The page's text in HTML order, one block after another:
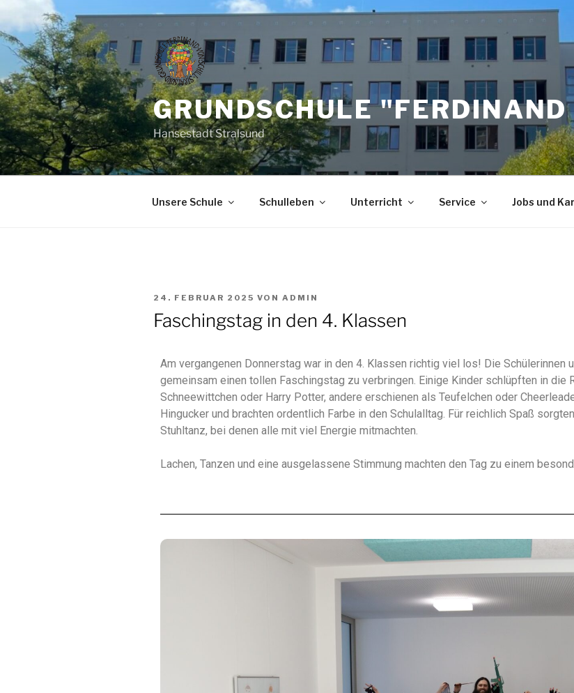
GRUNDSCHULE
Hansestadt Stralsund
Unsere Schule Schulleben Unterricht Service Jobs und
24. FEBRUAR 2025 VON ADMIN
Faschingstag in den 4. Klassen
Am vergangenen Donnerstag war in den 4. Klassen richtig viel los! Die Schülerinnen
gemeinsam einen tollen Faschingstag zu verbringen. Einige Kinder schlüpften in die
Schneewittchen oder Harry Potter, andere erschienen als Teufelchen oder
Hingucker und brachten ordentlich Farbe in den Schulalltag. Für reichlich Spaß
Stuhltanz, bei denen alle mit viel Energie mitmachten.
Lachen, Tanzen und eine ausgelassene Stimmung machten den Tag zu einem